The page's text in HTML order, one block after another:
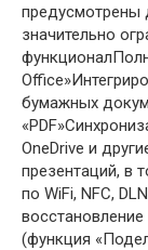
предусмотрены
значительно
бумажных
OneDrive и
презентаций, в
по WiFi, NFC,
(функция